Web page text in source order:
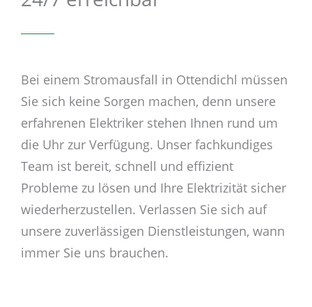
Bei einem Stromausfall in Ottendichl müssen
Sie sich keine Sorgen machen, denn unsere
erfahrenen Elektriker stehen Ihnen rund um
die Uhr zur Verfügung. Unser fachkundiges
Team ist bereit, schnell und effizient
Probleme zu lösen und Ihre Elektrizität sicher
wiederherzustellen. Verlassen Sie sich auf
unsere zuverlässigen Dienstleistungen, wann
immer Sie uns brauchen.